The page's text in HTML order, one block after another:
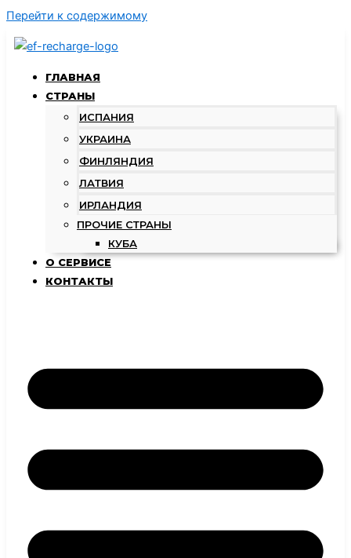
Перейти к содержимому
ГЛАВНАЯ
СТРАНЫ
ИСПАНИЯ
УКРАИНА
ФИНЛЯНДИЯ
ЛАТВИЯ
ИРЛАНДИЯ
ПРОЧИЕ СТРАНЫ
КУБА
О СЕРВИСЕ
КОНТАКТЫ